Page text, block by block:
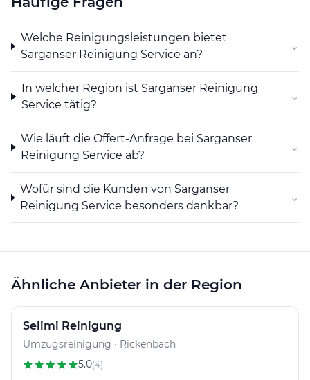
der Kundenzufriedenheit deutlich wider. Wer in der
Region Sargans einen Dienstleister für
Gebäudereinigung, Wohnungsreinigungen und
Umzugsreinigungen sucht, findet bei Sarganser
Reinigung Service eine klare Ansprechstelle für
umfassende Reinigungsaufträge.
Welche Reinigungsleistungen bietet
Sarganser Reinigung Service an?
⌄
In welcher Region ist Sarganser Reinigung
Service tätig?
⌄
Wie läuft die Offert-Anfrage bei Sarganser
Reinigung Service ab?
⌄
Wofür sind die Kunden von Sarganser
Reinigung Service besonders dankbar?
⌄
Ähnliche Anbieter in der Region
Selimi Reinigung
Umzugsreinigung · Rickenbach
5.0(4)